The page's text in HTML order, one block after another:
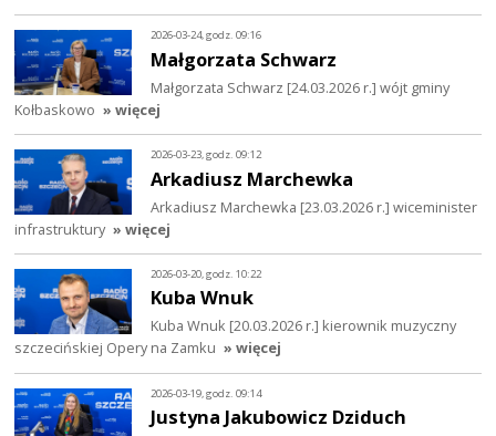
2026-03-24, godz. 09:16
Małgorzata Schwarz
Małgorzata Schwarz [24.03.2026 r.] wójt gminy
Kołbaskowo » więcej
2026-03-23, godz. 09:12
Arkadiusz Marchewka
Arkadiusz Marchewka [23.03.2026 r.] wiceminister
infrastruktury » więcej
2026-03-20, godz. 10:22
Kuba Wnuk
Kuba Wnuk [20.03.2026 r.] kierownik muzyczny
szczecińskiej Opery na Zamku » więcej
2026-03-19, godz. 09:14
Justyna Jakubowicz Dziduch